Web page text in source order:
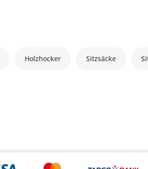
Holzhocker Sitzsäcke